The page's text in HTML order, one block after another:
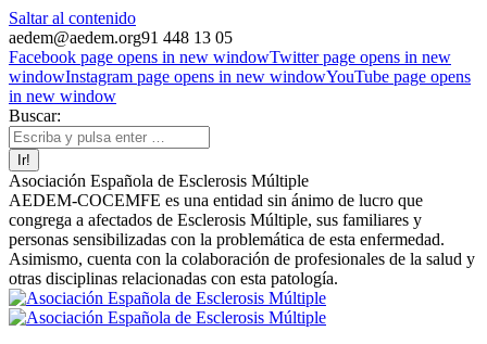
Saltar al contenido
aedem@aedem.org91 448 13 05
Facebook page opens in new windowTwitter page opens in new
windowInstagram page opens in new windowYouTube page opens
in new window
Buscar:
Asociación Española de Esclerosis Múltiple
AEDEM-COCEMFE es una entidad sin ánimo de lucro que
congrega a afectados de Esclerosis Múltiple, sus familiares y
personas sensibilizadas con la problemática de esta enfermedad.
Asimismo, cuenta con la colaboración de profesionales de la salud y
otras disciplinas relacionadas con esta patología.